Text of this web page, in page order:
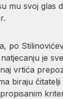
mu svoj glas
po
je
vrtića
biraju